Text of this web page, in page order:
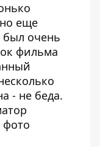
еще
был очень
фильма
- не беда.
фото